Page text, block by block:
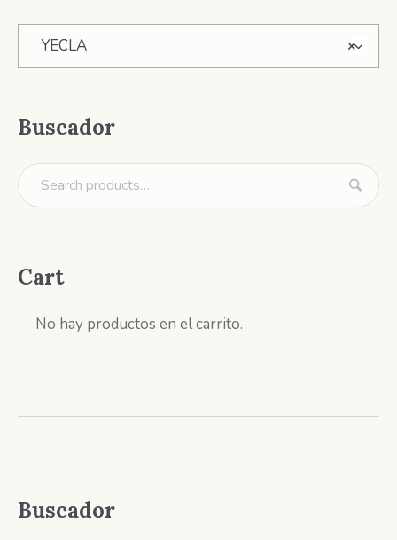
×
YECLA
Buscador
Cart
No hay productos en el carrito.
Buscador